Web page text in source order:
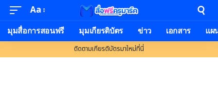
Aa
มุมสื่อการสอนฟรี มุมเกียรติบัตร ข่าว เอกสาร แผ
ติดตามเกียรติบัตรมาใหม่ที่นี่